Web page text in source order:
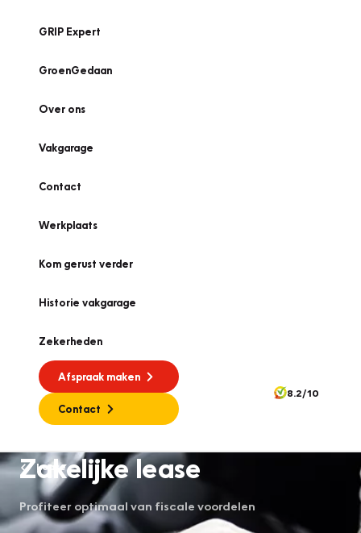
GRIP Expert
GroenGedaan
Over ons
Vakgarage
Contact
Werkplaats
Kom gerust verder
Historie vakgarage
Zekerheden
Afspraak maken
Contact
8.2/10
Lease
Zakelijke lease
Profiteer optimaal van fiscale voordelen